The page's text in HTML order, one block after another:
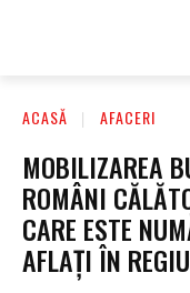
ACASĂ AFACERI
MOBILIZAREA
ROMÂNI
CARE ESTE
AFLAȚI ÎN